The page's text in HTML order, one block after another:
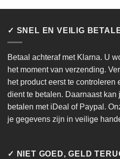
✓ SNEL EN VEILIG
Betaal achteraf met Klarna. U
het moment van verzending.
het product eerst te controleren
dient te betalen. Daarnaast kan
betalen met iDeal of Paypal.
je gegevens zijn in veilige
✓ NIET GOED, GELD